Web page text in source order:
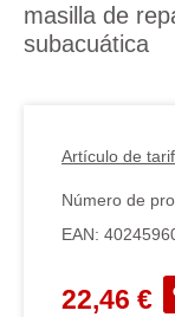
masilla de
subacuática
Artículo de
Número de
EAN:
Precio de
22,46 €